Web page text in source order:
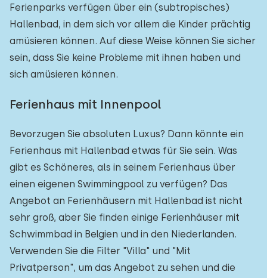
Ferienparks verfügen über ein (subtropisches)
Hallenbad, in dem sich vor allem die Kinder prächtig
amüsieren können. Auf diese Weise können Sie sicher
sein, dass Sie keine Probleme mit ihnen haben und
sich amüsieren können.
Ferienhaus mit Innenpool
Bevorzugen Sie absoluten Luxus? Dann könnte ein
Ferienhaus mit Hallenbad etwas für Sie sein. Was
gibt es Schöneres, als in seinem Ferienhaus über
einen eigenen Swimmingpool zu verfügen? Das
Angebot an Ferienhäusern mit Hallenbad ist nicht
sehr groß, aber Sie finden einige Ferienhäuser mit
Schwimmbad in Belgien und in den Niederlanden.
Verwenden Sie die Filter "Villa" und "Mit
Privatperson", um das Angebot zu sehen und die